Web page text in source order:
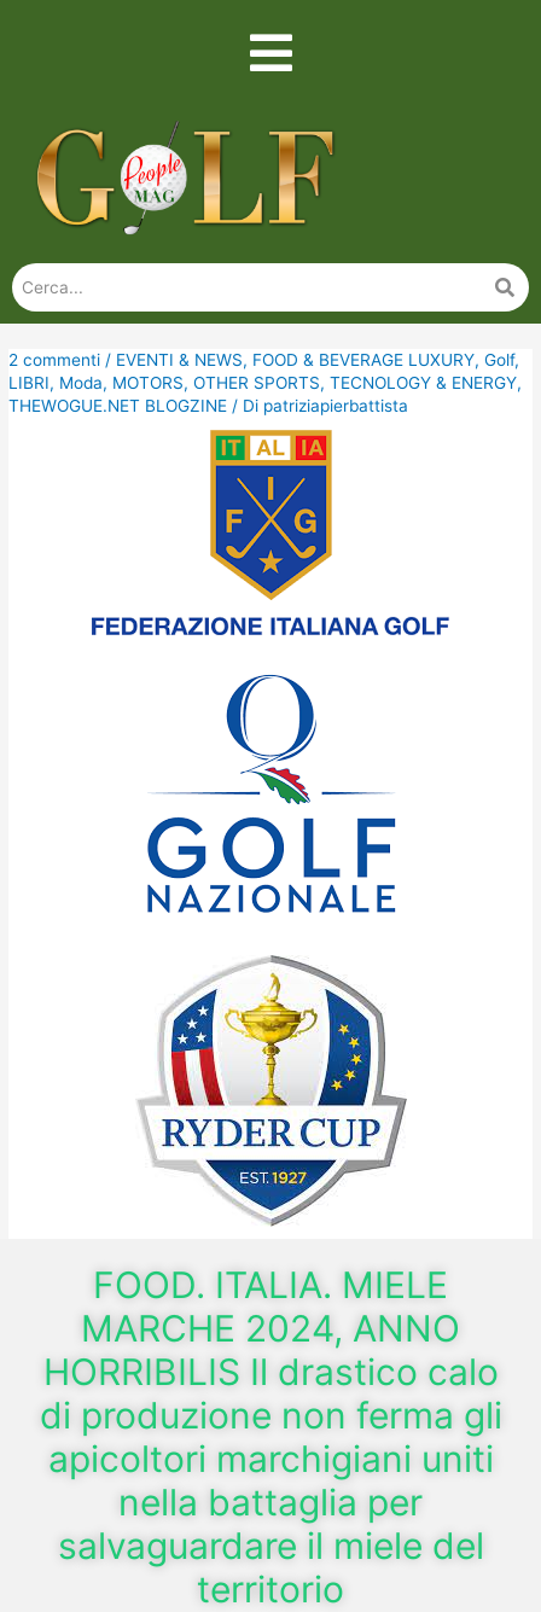
2 commenti / EVENTI & NEWS, FOOD & BEVERAGE LUXURY,Golf,
LIBRI, Moda, MOTORS,OTHER SPORTS,TECNOLOGY & ENERGY,
THEWOGUE.NET BLOGZINE / Di patriziapierbattista
FOOD. ITALIA. MIELE
MARCHE 2024, ANNO
HORRIBILIS Il drastico calo
di produzione non ferma gli
apicoltori marchigiani uniti
nella battaglia per
salvaguardare il miele del
territorio